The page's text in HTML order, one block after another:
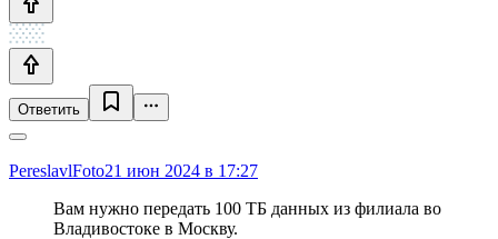
Ответить
PereslavlFoto21 июн 2024 в 17:27
Вам нужно передать 100 ТБ данных из филиала во
Владивостоке в Москву.